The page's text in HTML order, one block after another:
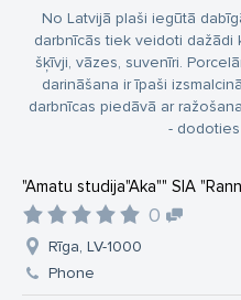
No Latvijā plaši iegūtā
darbnīcās tiek veidoti dažādi
šķīvji, vāzes, suvenīri.
darināšana ir īpaši
darbnīcas piedāvā ar
-
"Amatu studija"Aka"" SIA
0
Rīga, LV-1000
Phone